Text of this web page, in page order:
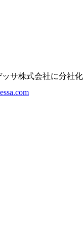
サ株式会社に分社化